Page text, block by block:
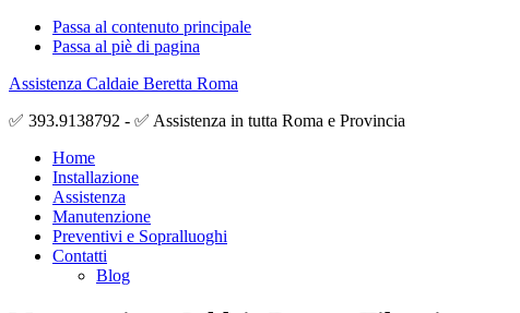
Passa al contenuto principale
Passa al piè di pagina
Assistenza Caldaie Beretta Roma
✅ 393.9138792 - ✅ Assistenza in tutta Roma e Provincia
Home
Installazione
Assistenza
Manutenzione
Preventivi e Sopralluoghi
Contatti
Blog